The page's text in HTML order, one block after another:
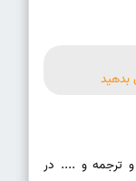
و ترجمه و .... در